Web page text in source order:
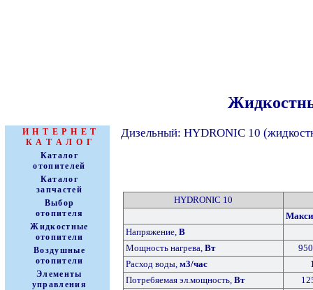
И Н Т Е Р Н Е Т
К А Т А Л О Г
Каталог
отопителей
Каталог
запчастей
Выбор
отопителя
Жидкостные
отопители
Воздушные
отопители
Элементы
управления
Дизельный: HYDRONIC 10
HYDRONIC 10
Напряжение, В
Мощность нагрева, Вт
Расход воды, м3/час
Потребяемая эл.мощность, Вт